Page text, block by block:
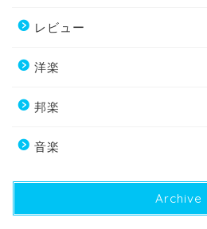
レビュー
洋楽
邦楽
音楽
Archive